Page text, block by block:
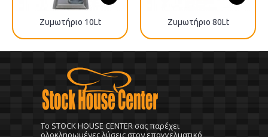
Ζυμωτήριo 10Lt Ζυμωτήριο 80Lt
To STOCK HOUSE CENTER σας παρέχει
ολοκληρωμένες λύσεις στον επαγγελματικό